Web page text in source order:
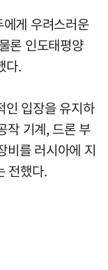
게 우려스러운
론 인도태평양
다.
인 입장을 유지하
작 기계, 드론 부
비를 러시아에 지
전했다.